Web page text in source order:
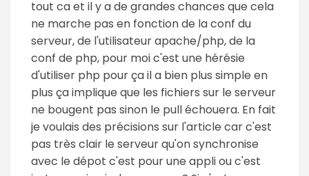
tout ca et il y a de grandes chances que cela
ne marche pas en fonction de la conf du
serveur, de l'utilisateur apache/php, de la
conf de php, pour moi c'est une hérésie
d'utiliser php pour ça il a bien plus simple en
plus ça implique que les fichiers sur le serveur
ne bougent pas sinon le pull échouera. En fait
je voulais des précisions sur l'article car c'est
pas très clair le serveur qu'on synchronise
avec le dépot c'est pour une appli ou c'est